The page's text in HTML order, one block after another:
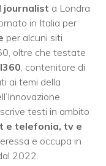
journalist a Londra
in Italia per
per alcuni siti
oltre che testate
, contenitore di
ai temi della
scrive testi in ambito
e telefonia, tv e
e occupa in
2022.